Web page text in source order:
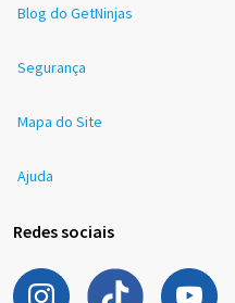
Blog do GetNinjas
Segurança
Mapa do Site
Ajuda
Redes sociais